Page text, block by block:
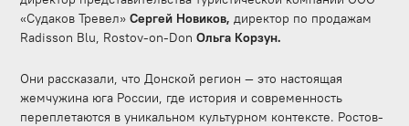
«Судаков Тревел»Сергей Новиков,директор по продажам
Radisson Blu, Rostov-on-DonОльга Корзун.
Они рассказали, что Донской регион — это настоящая
жемчужина юга России, где история и современность
переплетаются в уникальном культурном контексте. Ростов-